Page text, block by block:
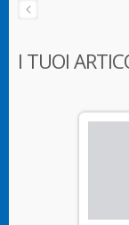
I TUOI